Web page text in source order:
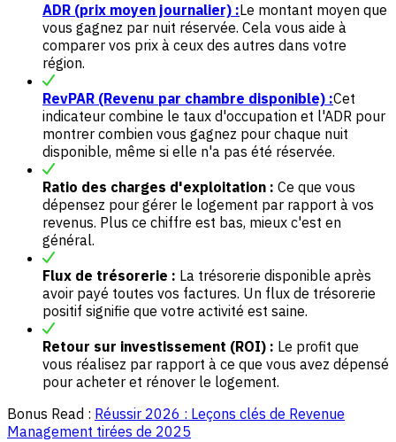
ADR (prix moyen journalier) :Le montant moyen que
vous gagnez par nuit réservée. Cela vous aide à
comparer vos prix à ceux des autres dans votre
région.
RevPAR (Revenu par chambre disponible) :Cet
indicateur combine le taux d'occupation et l'ADR pour
montrer combien vous gagnez pour chaque nuit
disponible, même si elle n'a pas été réservée.
Ratio des charges d'exploitation : Ce que vous
dépensez pour gérer le logement par rapport à vos
revenus. Plus ce chiffre est bas, mieux c'est en
général.
Flux de trésorerie : La trésorerie disponible après
avoir payé toutes vos factures. Un flux de trésorerie
positif signifie que votre activité est saine.
Retour sur investissement (ROI) : Le profit que
vous réalisez par rapport à ce que vous avez dépensé
pour acheter et rénover le logement.
Bonus Read : Réussir 2026 : Leçons clés de Revenue
Management tirées de 2025